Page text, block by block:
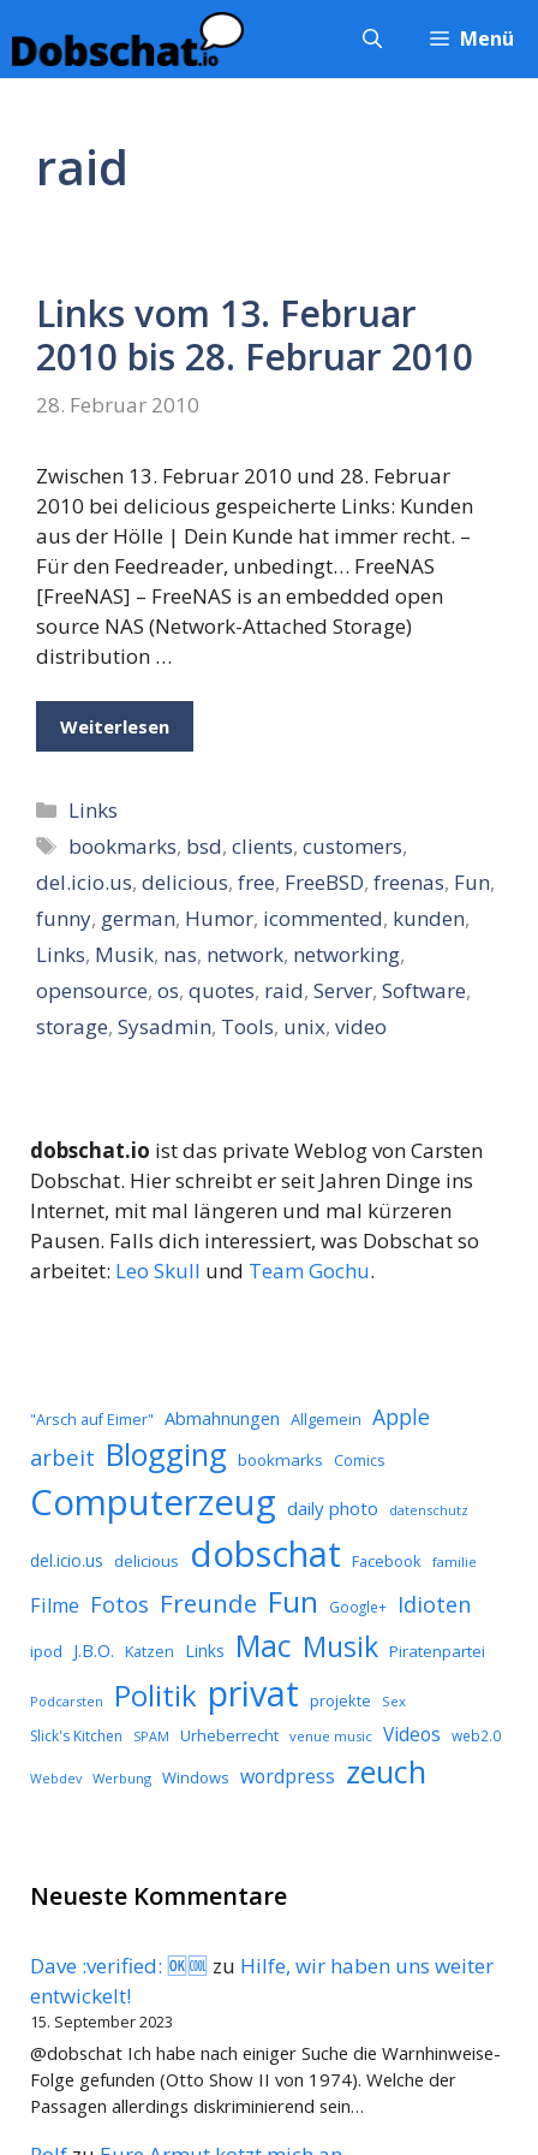
Inhalt
springen
Menü
raid
Links vom 13. Februar
2010 bis 28. Februar 2010
28. Februar 2010
Zwischen 13. Februar 2010 und 28. Februar
2010 bei delicious gespeicherte Links: Kunden
aus der Hölle | Dein Kunde hat immer recht. –
Für den Feedreader, unbedingt… FreeNAS
[FreeNAS] – FreeNAS is an embedded open
source NAS (Network-Attached Storage)
distribution …
Weiterlesen
Kategorien
Links
Schlagwörter
bookmarks, bsd,clients,customers,
del.icio.us, delicious, free, FreeBSD, freenas, Fun,
funny, german, Humor, icommented, kunden,
Links, Musik, nas, network, networking,
opensource, os, quotes, raid, Server, Software,
storage, Sysadmin, Tools, unix, video
dobschat.io ist das private Weblog von Carsten
Dobschat. Hier schreibt er seit Jahren Dinge ins
Internet, mit mal längeren und mal kürzeren
Pausen. Falls dich interessiert, was Dobschat so
arbeitet: Leo Skull und Team Gochu.
"Arsch auf Eimer" Abmahnungen Allgemein Apple
arbeit Blogging bookmarks Comics
Computerzeug daily photo datenschutz
del.icio.us delicious dobschat Facebook familie
Filme Fotos Freunde Fun Google+ Idioten
ipod J.B.O. Katzen Links Mac Musik Piratenpartei
Podcarsten Politik privat projekte Sex
Slick's Kitchen SPAM Urheberrecht venue music Videos web2.0
Webdev Werbung Windows wordpress zeuch
Neueste Kommentare
Dave :verified: 🆗🆒 zu Hilfe, wir haben uns weiter
entwickelt!
15. September 2023
@dobschat Ich habe nach einiger Suche die Warnhinweise-
Folge gefunden (Otto Show II von 1974). Welche der
Passagen allerdings diskriminierend sein…